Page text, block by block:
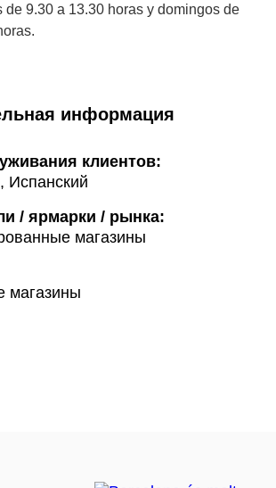
de 9.30 a 13.30 horas y domingos de
информация
клиентов:
Испанский
/ ярмарки / рынка:
магазины
магазины